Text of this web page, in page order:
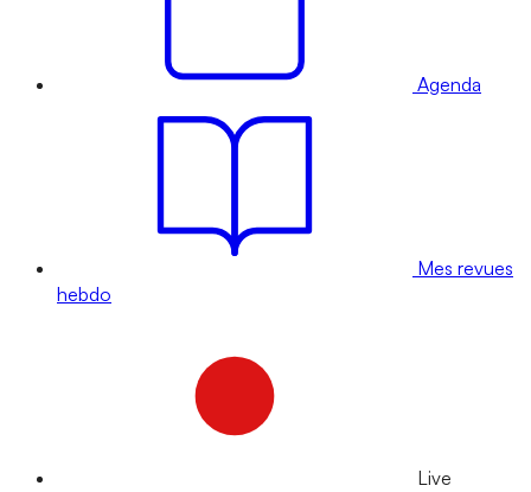
Agenda
Mes revues
hebdo
Live